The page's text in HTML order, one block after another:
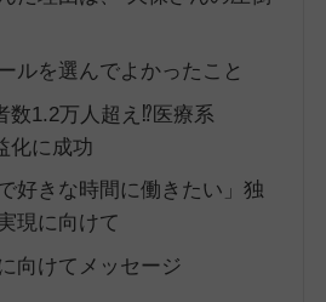
ルを選んでよかったこと
数1.2万人超え⁉医療系
化に成功
好きな時間に働きたい」独
現に向けて
向けてメッセージ